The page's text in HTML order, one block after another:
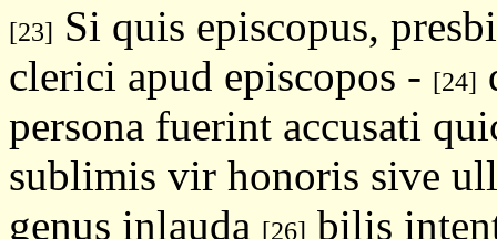
[23] Si quis episcopus,
clerici apud episcopos - [24]
persona fuerint accusati
sublimis vir honoris sive
genus inlauda [26] bilis